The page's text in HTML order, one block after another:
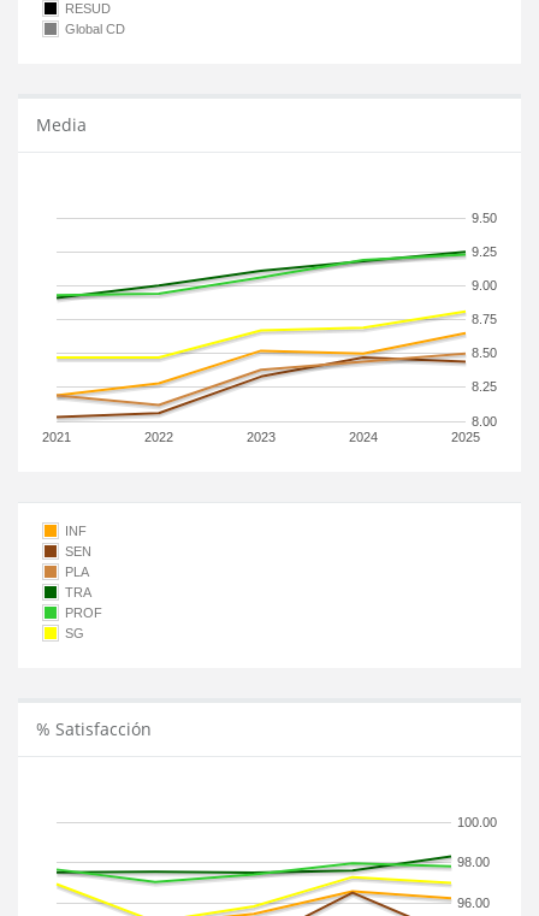
RESUD
Global CD
Media
2021 2022 2023 2024 2025
8.00
8.25
8.50
8.75
9.00
9.25
9.50
INF
SEN
PLA
TRA
PROF
SG
% Satisfacción
96.00
98.00
100.00